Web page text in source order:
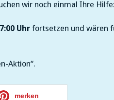
wir noch einmal Ihre Hilfe:
Uhrfortsetzen und wären
Aktion“.
merken